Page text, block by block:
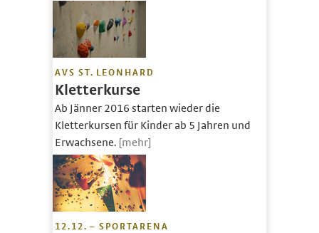
AVS ST. LEONHARD
Kletterkurse
Ab Jänner 2016 starten wieder die
Kletterkursen für Kinder ab 5 Jahren und
Erwachsene. [mehr]
12.12. – SPORTARENA